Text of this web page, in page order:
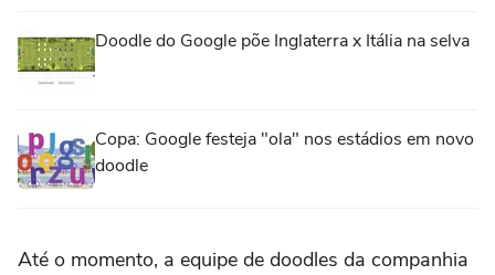
Doodle do Google põe Inglaterra x Itália na selva
Copa: Google festeja "ola" nos estádios em novo
doodle
Até o momento, a equipe de doodles da companhia